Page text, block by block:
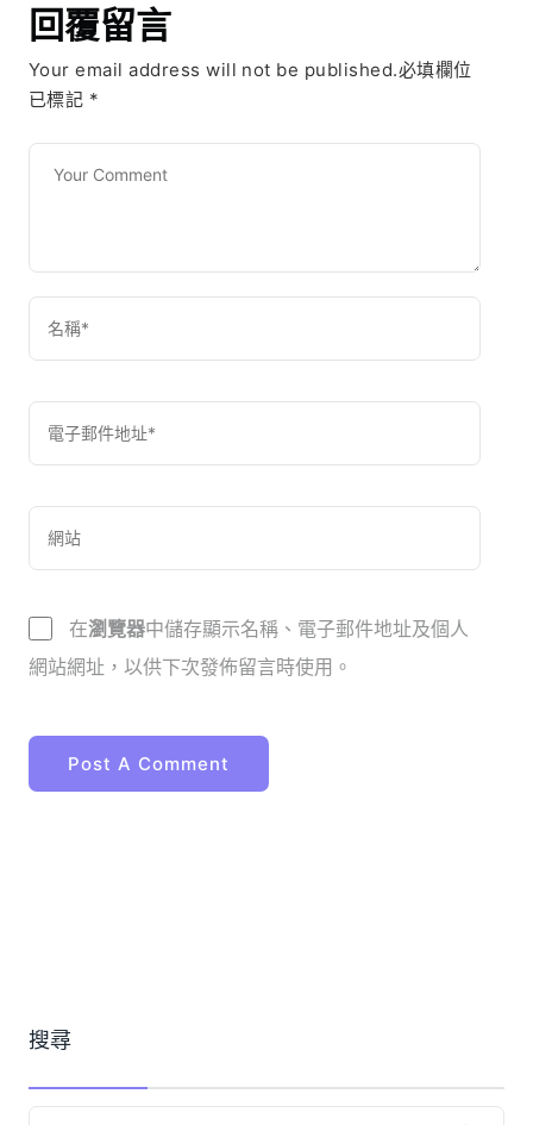
回覆留言
Your email address will not be published.必填欄位
已標記 *
在瀏覽器中儲存顯示名稱、電子郵件地址及個人
網站網址，以供下次發佈留言時使用。
搜尋